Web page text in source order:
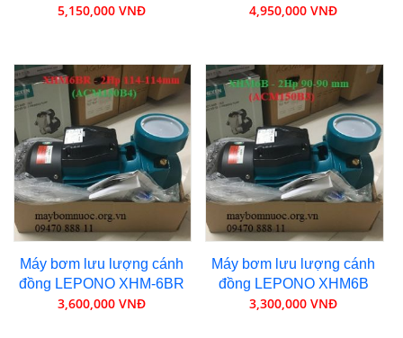
5,150,000 VNĐ 4,950,000 VNĐ
Máy bơm lưu lượng cánh
đồng LEPONO XHM-6BR
3,600,000 VNĐ
Máy bơm lưu lượng cánh
đồng LEPONO XHM6B
3,300,000 VNĐ